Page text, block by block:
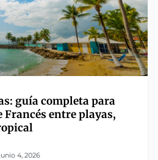
guía completa para
Francés entre playas,
junio 4, 2026